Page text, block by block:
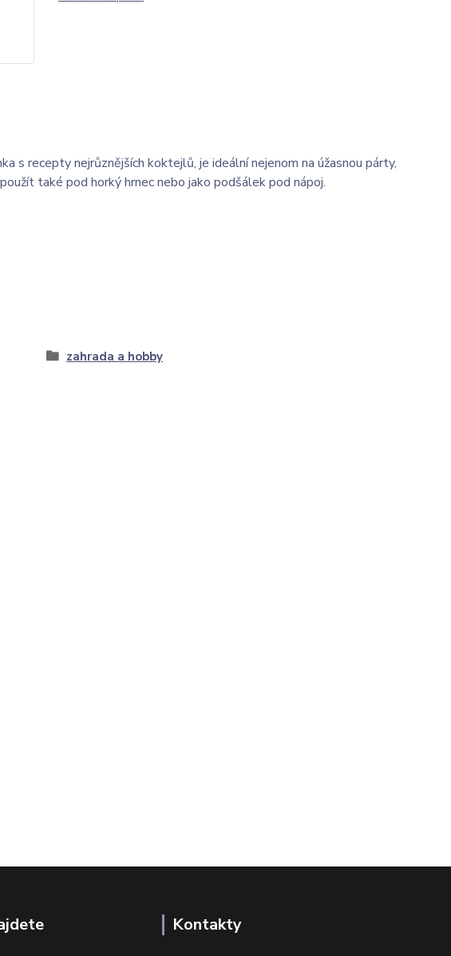
s recepty nejrůznějších koktejlů, je ideální nejenom na úžasnou párty,
také pod horký hrnec nebo jako podšálek pod nápoj.
zahrada a hobby
Kontakty